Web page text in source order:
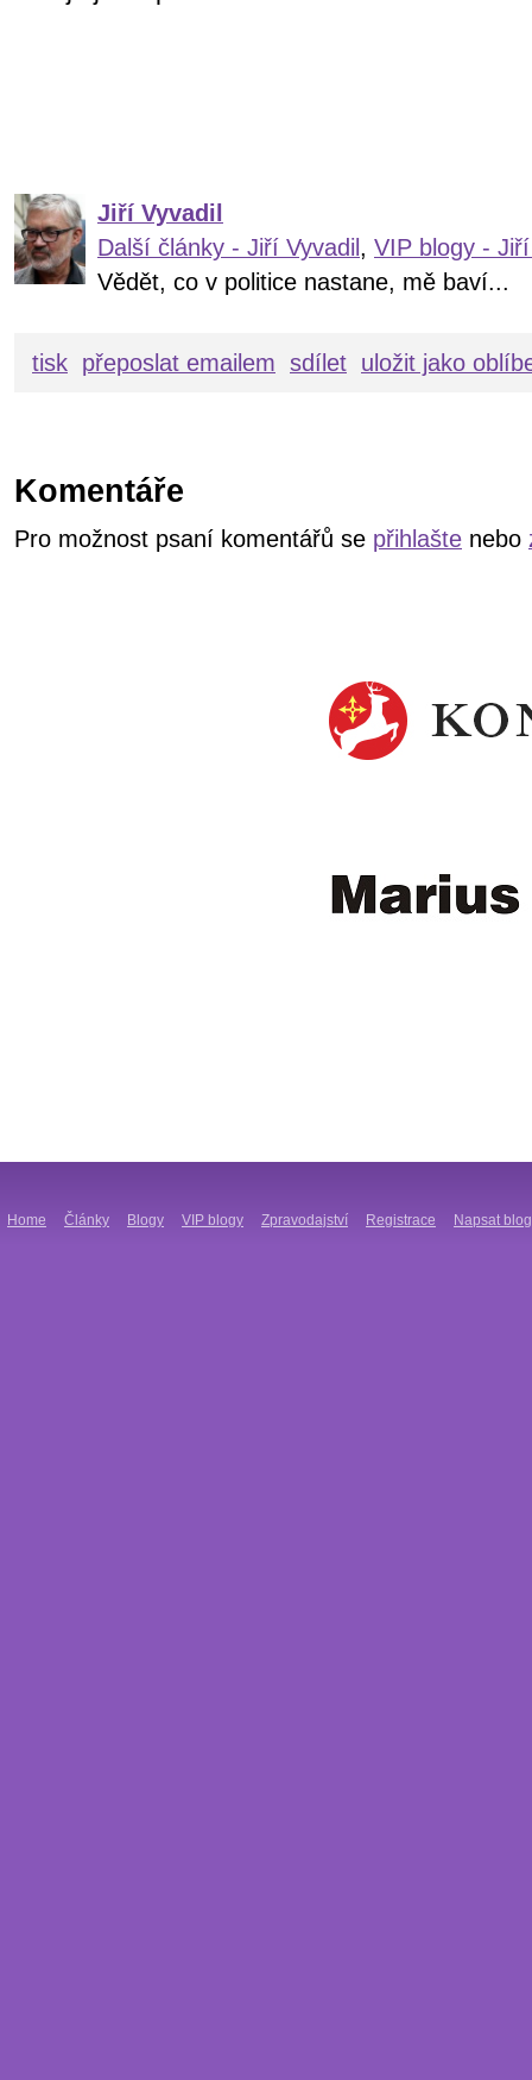
Jiří Vyvadil
Další články - Jiří Vyvadil , VIP blogy -
Vědět, co v politice nastane, mě baví...
tisk přeposlat emailem sdílet uložit jako
Komentáře
Pro možnost psaní komentářů se přihlašte nebo
Home Články Blogy VIP blogy Zpravodajství Registrace Napsat blog